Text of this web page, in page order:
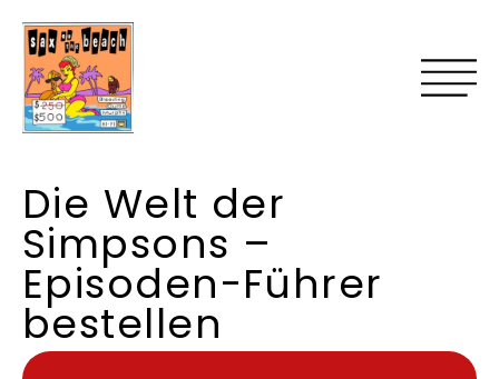
Die Welt der
Simpsons –
Episoden-Führer
bestellen